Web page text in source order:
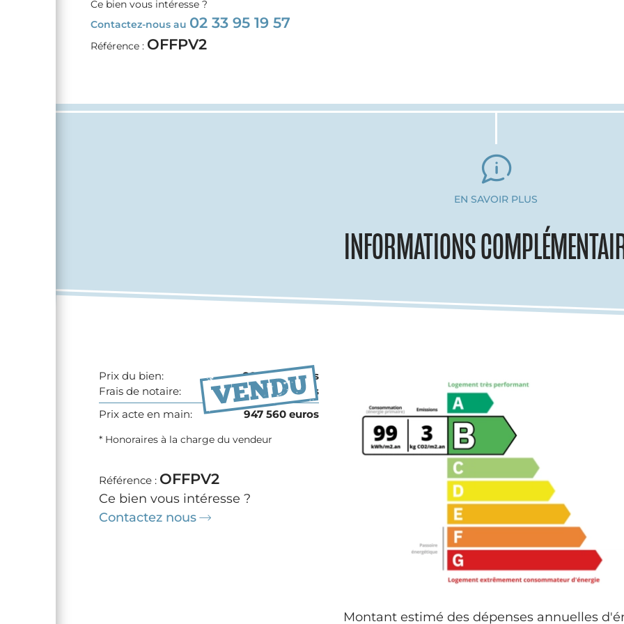
Ce bien vous intéresse ?
Contactez-nous au 02 33 95 19 57
Référence : OFFPV2
EN SAVOIR PLUS
INFORMATIONS
Prix du bien:
885 000 euros
Frais de notaire:
62 560 euros
Prix acte en main:
947 560 euros
* Honoraires à la charge du vendeur
Référence : OFFPV2
Ce bien vous intéresse ?
Contactez nous
Montant estimé des dépenses annuelles